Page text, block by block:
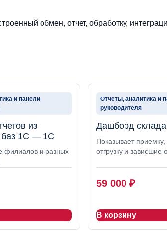
обмен, отчет, обработку,
и панели
из
баз 1С — 1С
филиалов и разных
Отчеты, аналитика и
руководителя
Дашборд
Показывает приемку,
отгрузку и зависшие
59 000 ₽
В корзину